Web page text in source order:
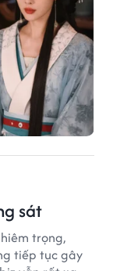
sát
trọng,
tiếp tục gây